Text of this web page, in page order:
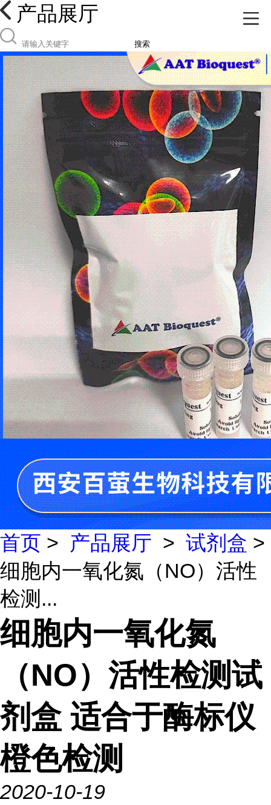
产品展厅
搜索
首页 > 产品展厅 > 试剂盒 >
细胞内一氧化氮（NO）活性
检测...
细胞内一氧化氮
（NO）活性检测试
剂盒 适合于酶标仪
橙色检测
2020-10-19